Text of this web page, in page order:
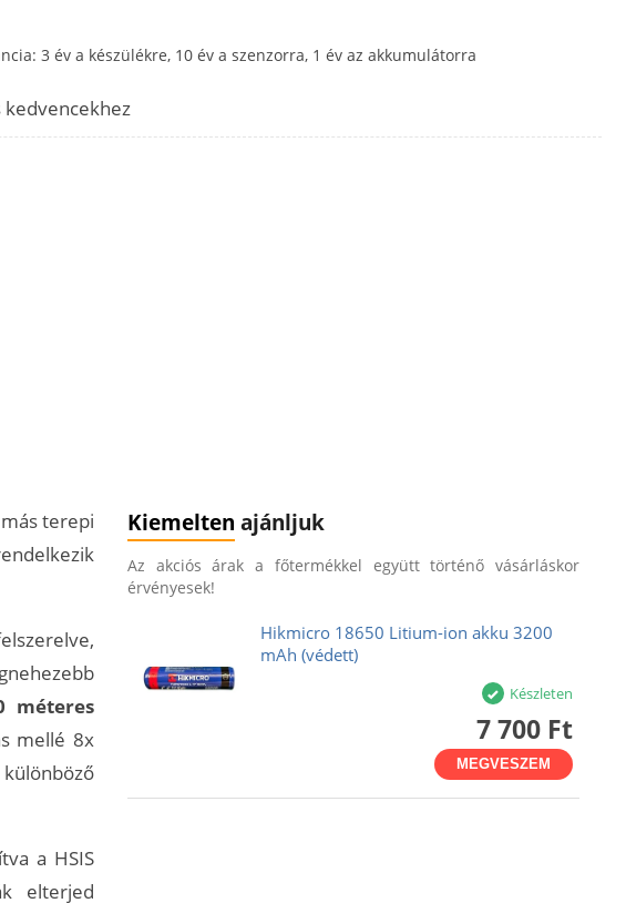
3 év a készülékre, 10 év a szenzorra, 1 év az akkumulátorra
kedvencekhez
terepi
méteres
mellé 8x
a HSIS
elterjed
Kiemelten ajánljuk
Az akciós árak a főtermékkel együtt történő vásárláskor
érvényesek!
Hikmicro 18650 Litium-ion akku 3200
mAh (védett)
Készleten
7 700 Ft
MEGVESZEM